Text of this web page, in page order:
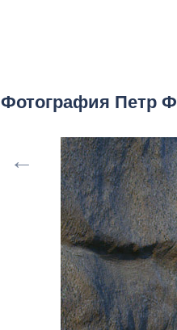
Фотография Петр
←